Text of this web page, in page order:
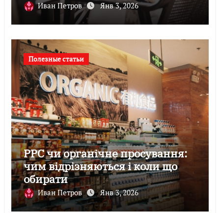
Иван Петров Янв 3, 2026
Полезные статьи
PPC чи органічне просування:
чим відрізняються і коли що
обирати
Иван Петров Янв 3, 2026